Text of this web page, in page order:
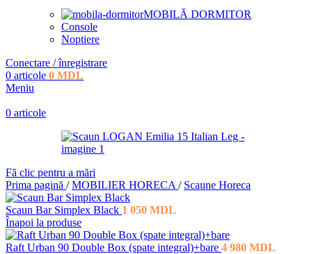
MOBILĂ DORMITOR
Console
Noptiere
Conectare / înregistrare
0 articole 0 MDL
Meniu
0 articole
Fă clic pentru a mări
Prima pagină / MOBILIER HORECA / Scaune Horeca
Scaun Bar Simplex Black 1 050 MDL
Înapoi la produse
Raft Urban 90 Double Box (spate integral)+bare 4 980 MDL